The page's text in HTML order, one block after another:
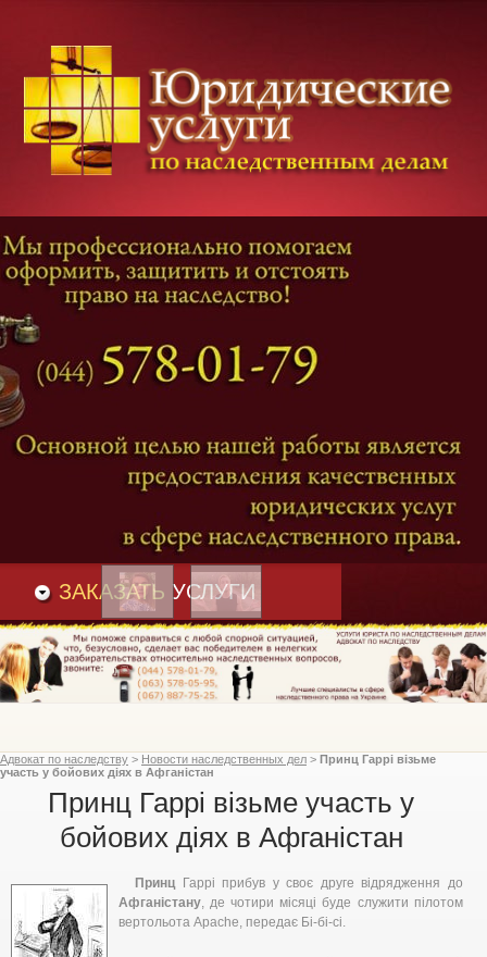
Категории дел
Наследование и Завещание
Оформление наследства
Оспаривание наследства
Адвокат наследственные дела
и Вакансии
ЗАКАЗАТЬ УСЛУГИ
Адвокат по наследству > Новости наследственных дел > Принц Гаррі візьме
участь у бойових діях в Афганістан
Принц Гаррі візьме участь у
бойових діях в Афганістан
ПринцГаррі прибув у своє друге відрядження до
Афганістану, де чотири місяці буде служити пілотом
вертольота Apache, передає Бі-бі-сі.